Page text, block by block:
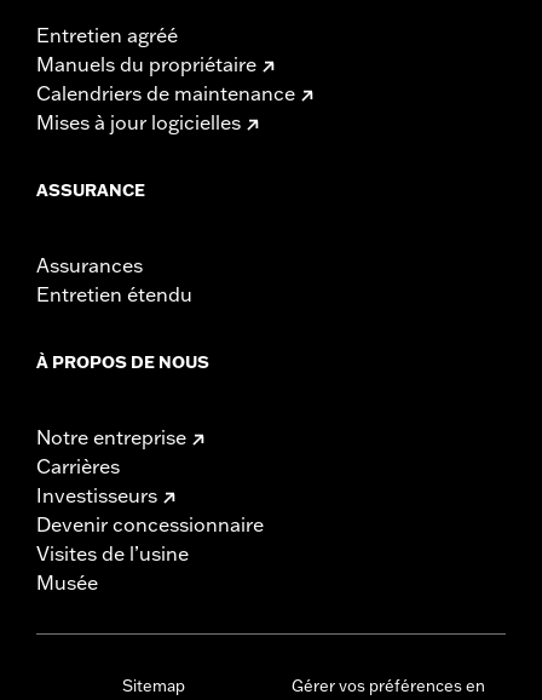
Entretien agréé
Manuels du propriétaire
Calendriers de maintenance
Mises à jour logicielles
ASSURANCE
Assurances
Entretien étendu
À PROPOS DE NOUS
Notre entreprise
Carrières
Investisseurs
Devenir concessionnaire
Visites de l’usine
Musée
Sitemap Gérer vos préférences en